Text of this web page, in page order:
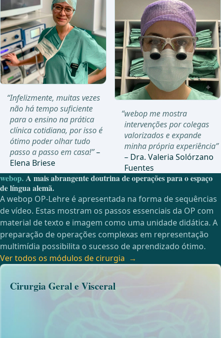
“Infelizmente, muitas vezes
não há tempo suficiente
para o ensino na prática
clínica cotidiana, por isso é
ótimo poder olhar tudo
passo a passo em casa!”–
Elena Briese
“webop me mostra
intervenções por colegas
valorizados e expande
minha própria experiência”
– Dra. Valeria Solórzano
Fuentes
webop.A mais abrangente doutrina de operações para o espaço
de língua alemã.
A webop OP-Lehre é apresentada na forma de sequências
de vídeo. Estas mostram os passos essenciais da OP com
material de texto e imagem como uma unidade didática. A
preparação de operações complexas em representação
multimídia possibilita o sucesso de aprendizado ótimo.
Ver todos os módulos de cirurgia
Cirurgia Geral e Visceral